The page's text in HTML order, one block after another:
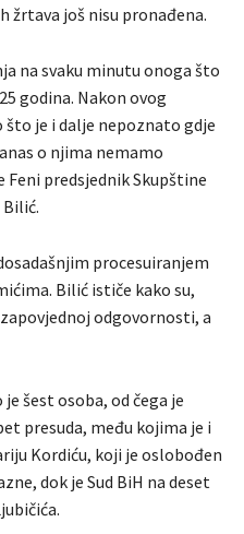
žrtava još nisu pronađena.
na svaku minutu onoga što
godina. Nakon ovog
je i dalje nepoznato gdje
o njima nemamo
predsjednik Skupštine
Bilić.
procesuiranjem
Bilić ističe kako su,
odgovornosti, a
šest osoba, od čega je
presuda, među kojima je i
Kordiću, koji je oslobođen
dok je Sud BiH na deset